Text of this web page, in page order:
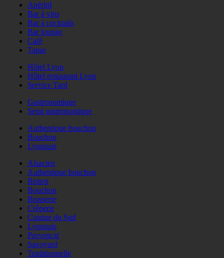
Apéritif
Bar à vins
Bar à cocktails
Bar lounge
Café
Tapas
Hôtel Lyon
Hôtel restaurant Lyon
Service Tard
Gastronomique
Semi gastronomique
Authentique bouchon
Bouchon
Lyonnais
Alsacien
Authentique bouchon
Bistrot
Bouchon
Brasserie
Crêperie
Cuisine du Sud
Lyonnais
Provençal
Savoyard
Traditionnelle